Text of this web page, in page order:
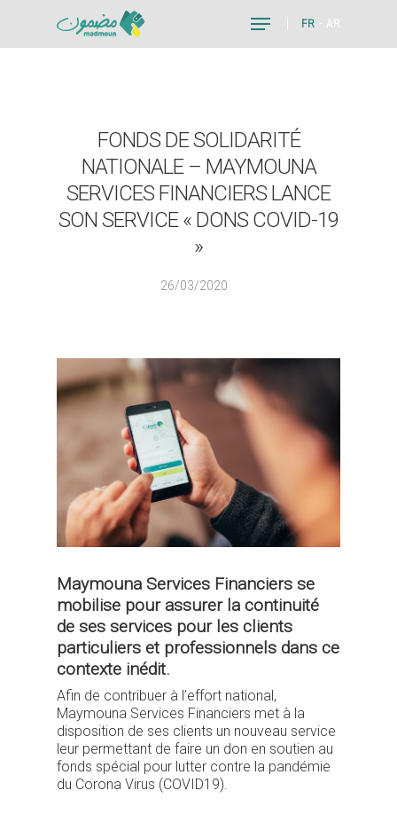
FR AR
FONDS DE SOLIDARITÉ
NATIONALE – MAYMOUNA
SERVICES FINANCIERS LANCE
SON SERVICE « DONS COVID-19
»
26/03/2020
Maymouna Services Financiers se
mobilise pour assurer la continuité
de ses services pour les clients
particuliers et professionnels dans ce
contexte inédit.
Afin de contribuer à l’effort national,
Maymouna Services Financiers met à la
disposition de ses clients un nouveau service
leur permettant de faire un don en soutien au
fonds spécial pour lutter contre la pandémie
du Corona Virus (COVID19).